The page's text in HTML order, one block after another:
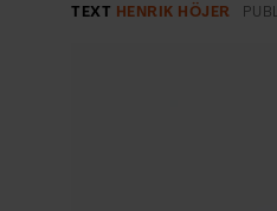
SKRIV I
TEXT HENRIK HÖJER